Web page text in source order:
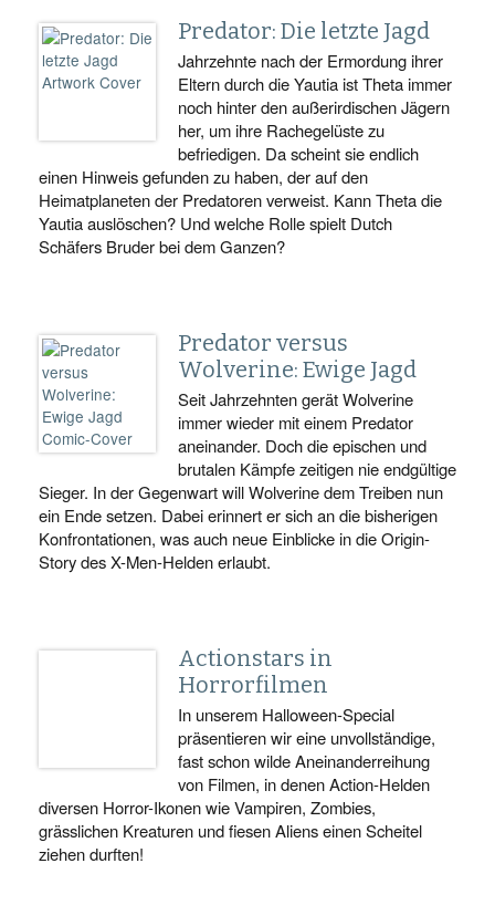
Predator: Die letzte Jagd
Jahrzehnte nach der Ermordung ihrer
Eltern durch die Yautia ist Theta immer
noch hinter den außerirdischen Jägern
her, um ihre Rachegelüste zu
befriedigen. Da scheint sie endlich
einen Hinweis gefunden zu haben, der auf den
Heimatplaneten der Predatoren verweist. Kann Theta die
Yautia auslöschen? Und welche Rolle spielt Dutch
Schäfers Bruder bei dem Ganzen?
Predator versus
Wolverine: Ewige Jagd
Seit Jahrzehnten gerät Wolverine
immer wieder mit einem Predator
aneinander. Doch die epischen und
brutalen Kämpfe zeitigen nie endgültige
Sieger. In der Gegenwart will Wolverine dem Treiben nun
ein Ende setzen. Dabei erinnert er sich an die bisherigen
Konfrontationen, was auch neue Einblicke in die Origin-
Story des X-Men-Helden erlaubt.
Actionstars in
Horrorfilmen
In unserem Halloween-Special
präsentieren wir eine unvollständige,
fast schon wilde Aneinanderreihung
von Filmen, in denen Action-Helden
diversen Horror-Ikonen wie Vampiren, Zombies,
grässlichen Kreaturen und fiesen Aliens einen Scheitel
ziehen durften!